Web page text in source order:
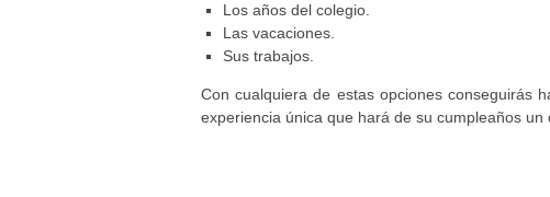
Los años del colegio.
Las vacaciones.
Sus trabajos.
Con cualquiera de estas opciones conseguirás
experiencia única que hará de su cumpleaños un